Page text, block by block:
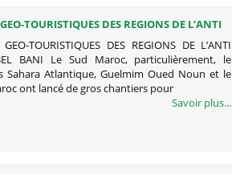
TOURISTIQUES DES REGIONS DE L’ANTI
BANITOURISTIQUES DES REGIONS DE L’ANTI
BANI Le Sud Maroc, particulièrement, le
Sahara Atlantique, Guelmim Oued Noun et le
ont lancé de gros chantiers pour
Savoir plus...